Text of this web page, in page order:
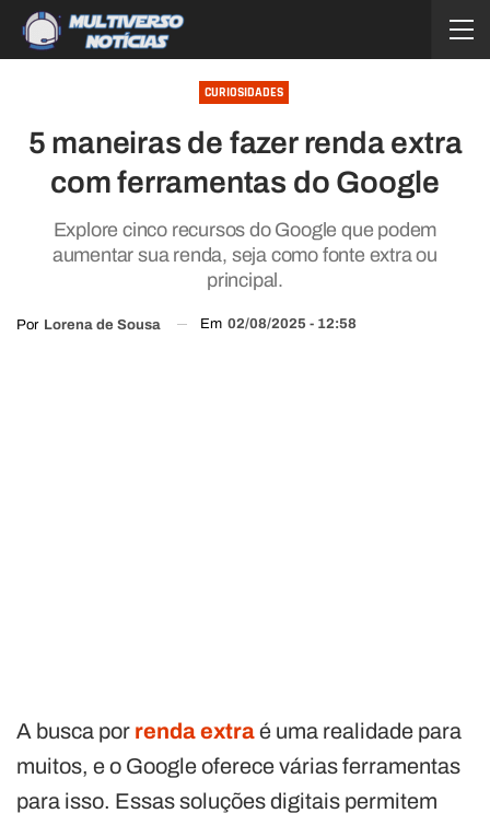
CURIOSIDADES
5 maneiras de fazer renda extra
com ferramentas do Google
Explore cinco recursos do Google que podem
aumentar sua renda, seja como fonte extra ou
principal.
Por Lorena de Sousa Em 02/08/2025 - 12:58
A busca por renda extraé uma realidade para
muitos, e o Google oferece várias ferramentas
para isso. Essas soluções digitais permitem